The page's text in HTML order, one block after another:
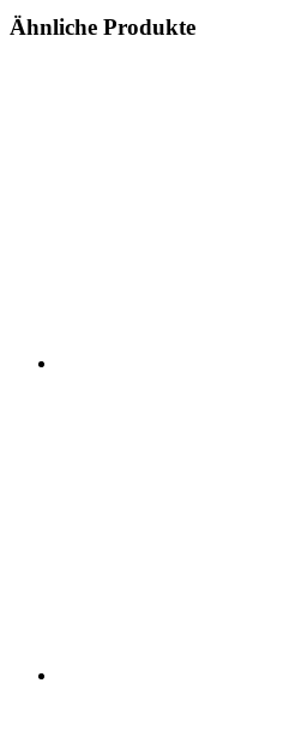
Ähnliche Produkte